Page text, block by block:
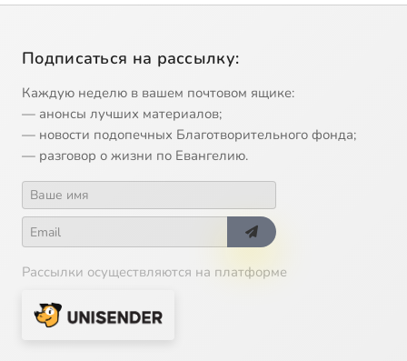
Подписаться на рассылку:
Каждую неделю в вашем почтовом ящике:
— анонсы лучших материалов;
— новости подопечных Благотворительного фонда;
— разговор о жизни по Евангелию.
Рассылки осуществляются на платформе